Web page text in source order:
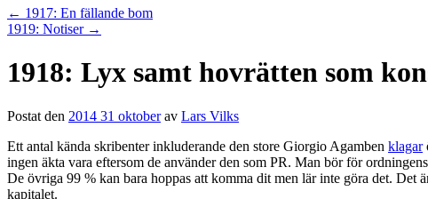
← 1917: En fällande bom
1919: Notiser →
1918: Lyx samt hovrätten som
Postat den 2014 31 oktober av Lars Vilks
Ett antal kända skribenter inkluderande den store Giorgio Agamben klagar
ingen äkta vara eftersom de använder den som PR. Man bör för
De övriga 99 % kan bara hoppas att komma dit men lär inte göra det. Det
kapitalet.